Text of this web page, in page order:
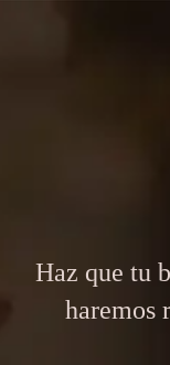
Haz que tu
haremos